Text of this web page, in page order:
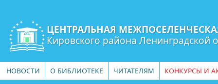
ЦЕНТРАЛЬНАЯ
Кировского района Ленинградской
НОВОСТИ О БИБЛИОТЕКЕ ЧИТАТЕЛЯМ КОНКУРСЫ И